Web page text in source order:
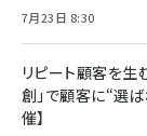
7月23日 8:30
リピート顧客を生
創」で顧客に“選
催】